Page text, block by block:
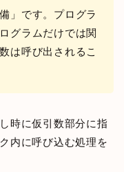
」です。プログラ
グラムだけでは関
は呼び出されるこ
時に仮引数部分に指
内に呼び込む処理を